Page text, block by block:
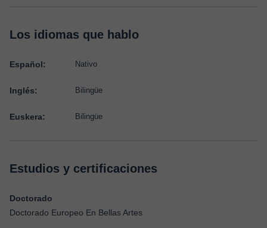
Los idiomas que hablo
Español: Nativo
Inglés: Bilingüe
Euskera: Bilingüe
Estudios y certificaciones
Doctorado
Doctorado Europeo En Bellas Artes